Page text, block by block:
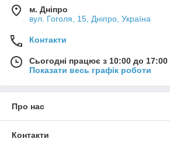
м. Дніпро
вул. Гоголя, 15, Дніпро, Україна
Контакти
Сьогодні працює з 10:00 до 17:00
Показати весь графік роботи
Про нас
Контакти